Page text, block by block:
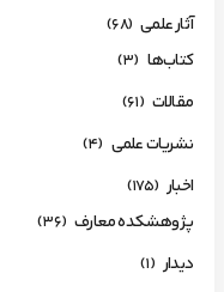
آثار علمی (68)
کتاب‌ها (3)
مقالات (61)
نشریات علمی (4)
اخبار (175)
پژوهشکده معارف (36)
دیدار (1)